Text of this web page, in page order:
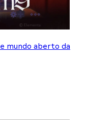
mundo aberto da